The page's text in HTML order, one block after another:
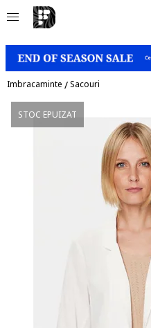
Imbracaminte /Sacouri
STOC EPUIZAT